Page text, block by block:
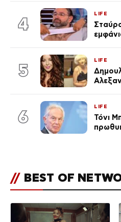
4
LIFE
5
LIFE
6
LIFE
Τόνι
// BEST OF